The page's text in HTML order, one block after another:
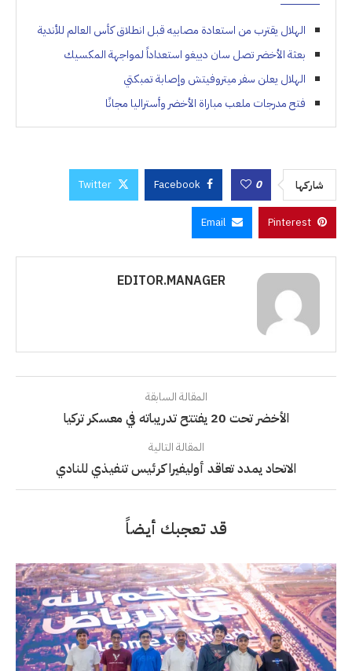
الهلال يقترب من استعادة مصابيه قبل انطلاق كأس العالم للأندية
بعثة الأخضر تصل سان دييغو استعداداً لمواجهة المكسيك
الهلال يعلن سفر ميتروفيتش وإصابة تمبكتي
فتح مدرجات ملعب مباراة الأخضر وأستراليا مجانًا
شاركها 0
Facebook
Twitter
Pinterest
Email
EDITOR.MANAGER
المقالة السابقة
الأخضر تحت 20 يفتتح تدريباته في معسكر تركيا
المقالة التالية
الاتحاد يمدد تعاقد أوليفيرا كرئيس تنفيذي للنادي
قد تعجبك أيضاً